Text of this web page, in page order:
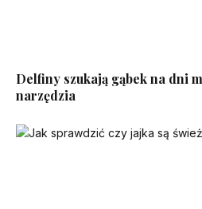
Delfiny szukają gąbek na dni
narzędzia